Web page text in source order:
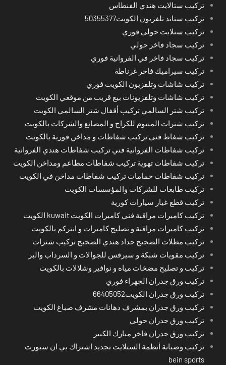
تركيب ستالايت هندي الفنطاس
تركيب ستاند تلفزيون الكويت50355377
تركيب ستلايت حولي فوري
تركيب سجاد فاخر حولي
تركيب سجاد فاخر في الفروانية فوري
تركيب سيراميك فاخر غرناطة
تركيب شاشات وتلفزيون الكويت فوري
تركيب شاشات وتلفزيونات بيع قريب من موقعي الكويت
تركيب شتر السالمي تركيب أقفال شتر السالمي الكويت
تركيب شترات المنيوم للكراج و المصانع والشركات بالكويت
تركيب شفاط فني تركيب شفاطات و مداخن فورية بالكويت
تركيب شفاطات الفروانية فني تركيب شفاطات هندي الفروانية
تركيب شفاطات تهوية تركيب شفاطات مطاعم ومداخن الكويت
تركيب شفاطات حمامات تركيب شفاطات مداخن في الكويت
تركيب طابعات للشركات والمؤسسات الكويت
تركيب قطع غيار سيارات كورية
تركيب كاميرات مراقبة فني كاميرات الكويت kuwait الكويت
تركيب كاميرات مراقبة و تصليح كاميرات و انتركم بالكويت
تركيب مظلات الضجيج حداد هندي الضجيج تركيب شترات
تركيب مقويات شبكة و سيرفس للجوالات و السرداب والبر
تركيب و تصليح مضخات مياه و نوافير وشلالات بالكويت
تركيب ورق جدران الجهراء فوري
تركيب ورق جدران الكويت66405052
تركيب ورق جدران بمشرف دهانات مشرف صباغ الكويت
تركيب ورق جدران حولي
تركيب ورق جدران فاخر مبارك الكبير
تركيب وصيانة أنظمة الستلايت تجديد اشتراك بي ان سبورت
bein sports